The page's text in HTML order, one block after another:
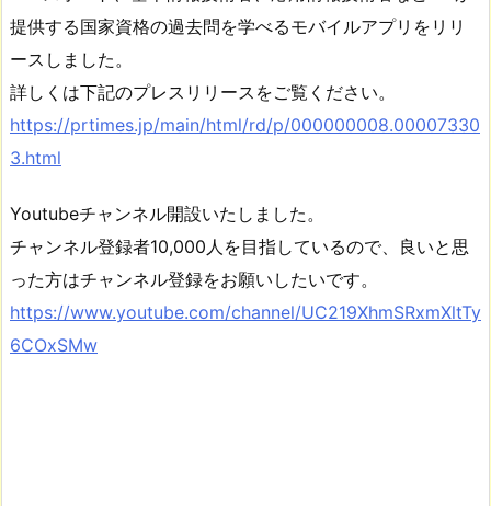
提供する国家資格の過去問を学べるモバイルアプリをリリ
ースしました。
詳しくは下記のプレスリリースをご覧ください。
https://prtimes.jp/main/html/rd/p/000000008.00007330
3.html
Youtubeチャンネル開設いたしました。
チャンネル登録者10,000人を目指しているので、良いと思
った方はチャンネル登録をお願いしたいです。
https://www.youtube.com/channel/UC219XhmSRxmXltTy
6COxSMw